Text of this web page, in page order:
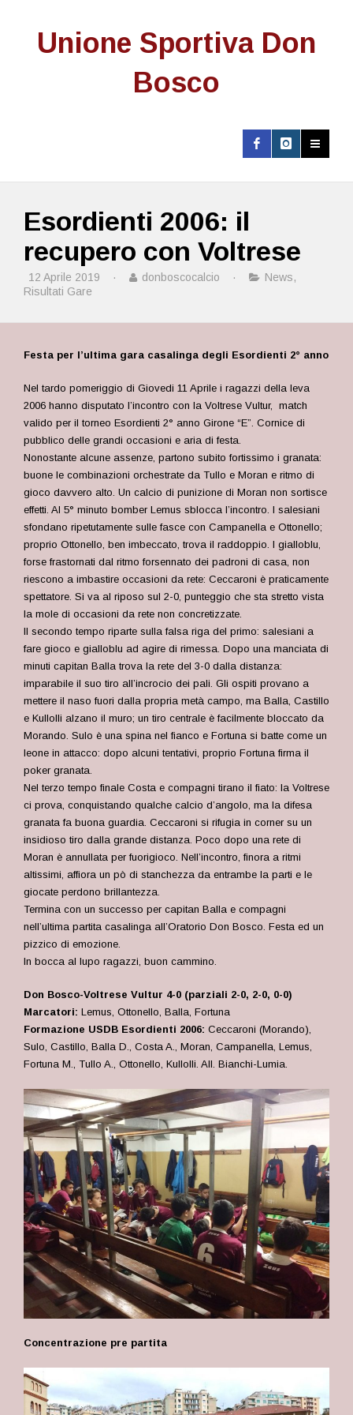
Unione Sportiva Don
Bosco
Esordienti 2006: il
recupero con Voltrese
12 Aprile 2019 · donboscocalcio · News,
Risultati Gare
Festa per l’ultima gara casalinga degli Esordienti 2° anno
Nel tardo pomeriggio di Giovedi 11 Aprile i ragazzi della leva
2006 hanno disputato l’incontro con la Voltrese Vultur, match
valido per il torneo Esordienti 2° anno Girone “E”. Cornice di
pubblico delle grandi occasioni e aria di festa.
Nonostante alcune assenze, partono subito fortissimo i granata:
buone le combinazioni orchestrate da Tullo e Moran e ritmo di
gioco davvero alto. Un calcio di punizione di Moran non sortisce
effetti. Al 5° minuto bomber Lemus sblocca l’incontro. I salesiani
sfondano ripetutamente sulle fasce con Campanella e Ottonello;
proprio Ottonello, ben imbeccato, trova il raddoppio. I gialloblu,
forse frastornati dal ritmo forsennato dei padroni di casa, non
riescono a imbastire occasioni da rete: Ceccaroni è praticamente
spettatore. Si va al riposo sul 2-0, punteggio che sta stretto vista
la mole di occasioni da rete non concretizzate.
Il secondo tempo riparte sulla falsa riga del primo: salesiani a
fare gioco e gialloblu ad agire di rimessa. Dopo una manciata di
minuti capitan Balla trova la rete del 3-0 dalla distanza:
imparabile il suo tiro all’incrocio dei pali. Gli ospiti provano a
mettere il naso fuori dalla propria metà campo, ma Balla, Castillo
e Kullolli alzano il muro; un tiro centrale è facilmente bloccato da
Morando. Sulo è una spina nel fianco e Fortuna si batte come un
leone in attacco: dopo alcuni tentativi, proprio Fortuna firma il
poker granata.
Nel terzo tempo finale Costa e compagni tirano il fiato: la Voltrese
ci prova, conquistando qualche calcio d’angolo, ma la difesa
granata fa buona guardia. Ceccaroni si rifugia in corner su un
insidioso tiro dalla grande distanza. Poco dopo una rete di
Moran è annullata per fuorigioco. Nell’incontro, finora a ritmi
altissimi, affiora un pò di stanchezza da entrambe la parti e le
giocate perdono brillantezza.
Termina con un successo per capitan Balla e compagni
nell’ultima partita casalinga all’Oratorio Don Bosco. Festa ed un
pizzico di emozione.
In bocca al lupo ragazzi, buon cammino.
Don Bosco-Voltrese Vultur 4-0 (parziali 2-0, 2-0, 0-0)
Marcatori: Lemus, Ottonello, Balla, Fortuna
Formazione USDB Esordienti 2006: Ceccaroni (Morando),
Sulo, Castillo, Balla D., Costa A., Moran, Campanella, Lemus,
Fortuna M., Tullo A., Ottonello, Kullolli. All. Bianchi-Lumia.
Concentrazione pre partita